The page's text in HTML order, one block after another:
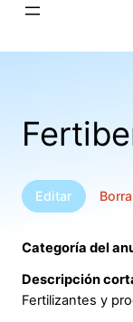
Saltar
Editar
Categoría del
Descripción
Fertilizantes y